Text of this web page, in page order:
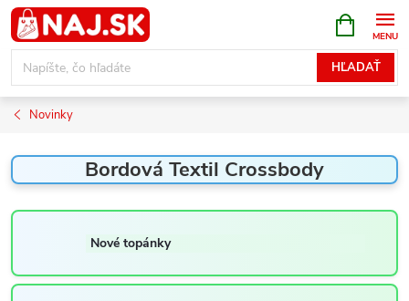
Prejsť
na
obsah
HĽADAŤ
KOŠÍK
Novinky
Bordová Textil Crossbody
Nové topánky